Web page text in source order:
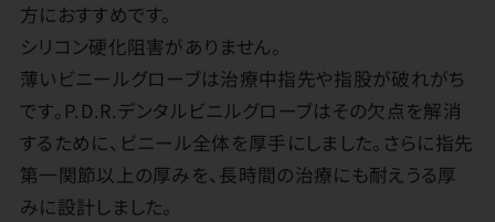
方におすすめです。
シリコン硬化阻害がありません。
薄いビニールグローブは治療中指先や指股が破れがち
です。P.D.R.デンタルビニルグローブはその欠点を解消
するために、ビニール全体を厚手にしました。さらに指先
第一関節以上の厚みを、長時間の治療にも耐えうる厚
みに設計しました。